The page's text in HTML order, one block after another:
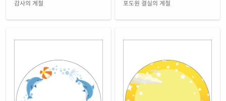
감사의 계절
포도원 결실의 계절